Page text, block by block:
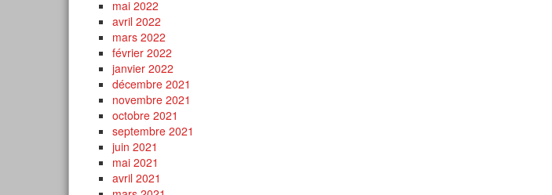
mai 2022
avril 2022
mars 2022
février 2022
janvier 2022
décembre 2021
novembre 2021
octobre 2021
septembre 2021
juin 2021
mai 2021
avril 2021